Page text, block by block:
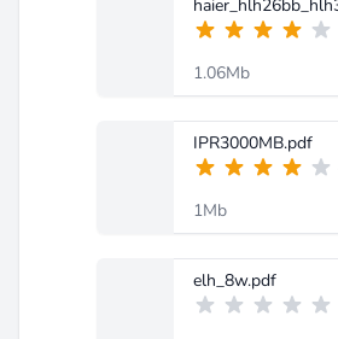
1.06Mb
IPR3000MB.pdf
1Mb
elh_8w.pdf